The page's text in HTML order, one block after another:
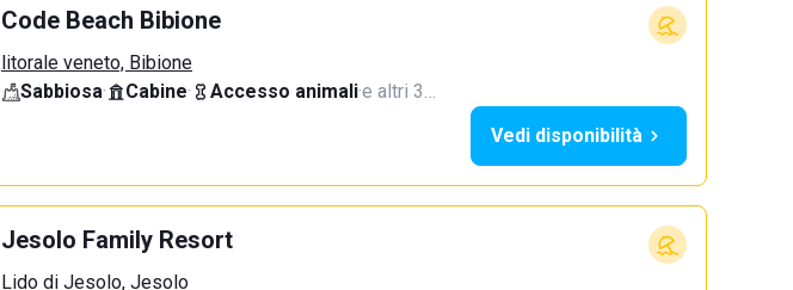
Code Beach Bibione
litorale veneto, Bibione
Sabbiosa· Cabine· Accesso animali·e altri 3…
Vedi disponibilità
Jesolo Family Resort
Lido di Jesolo, Jesolo